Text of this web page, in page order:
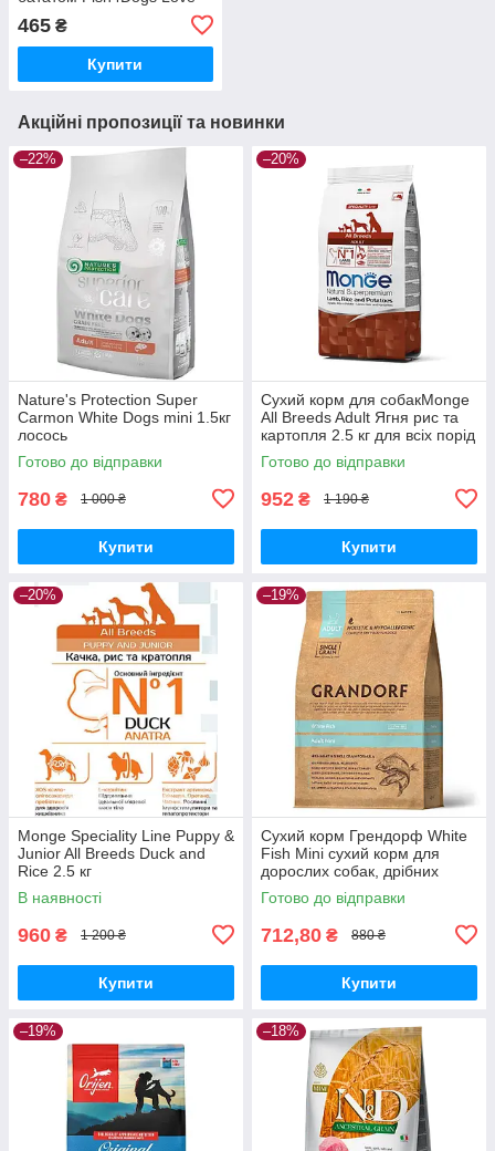
465 ₴
Купити
Акційні пропозиції та новинки
–22%
Nature's Protection Super
Carmon White Dogs mini 1.5кг
лосось
Готово до відправки
780 ₴ 1 000 ₴
Купити
–20%
Сухий корм для собакMonge
All Breeds Adult Ягня рис та
картопля 2.5 кг для всіх порід
Готово до відправки
952 ₴ 1 190 ₴
Купити
–20%
Monge Speciality Line Puppy &
Junior All Breeds Duck and
Rice 2.5 кг
В наявності
960 ₴ 1 200 ₴
Купити
–19%
Сухий корм Грендорф White
Fish Mini сухий корм для
дорослих собак, дрібних
порід 1 кг
Готово до відправки
712,80 ₴ 880 ₴
Купити
–19% –18%